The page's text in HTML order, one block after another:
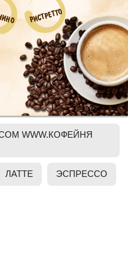
РИСТРЕТТО
РИСТРЕТТО
WWW.КОФЕЙНЯ
ЛАТТЕ ЭСПРЕССО